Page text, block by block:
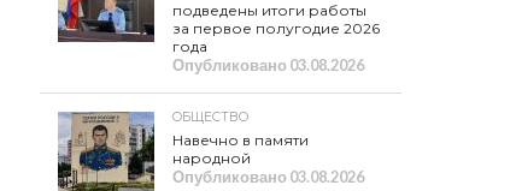
подведены итоги работы
за первое полугодие 2026
года
Опубликовано03.08.2026
ОБЩЕСТВО
Навечно в памяти
народной
Опубликовано03.08.2026